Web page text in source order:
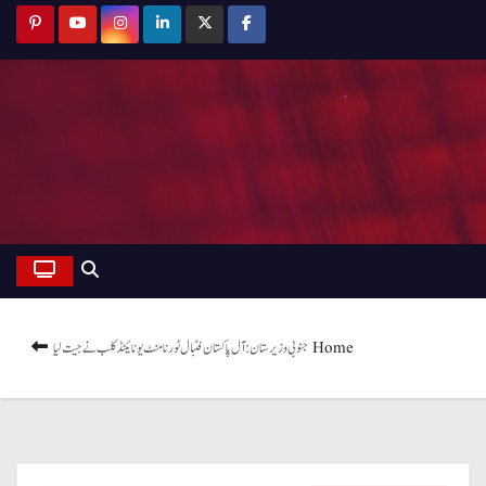
Home جنوبی وزیرستان: آل پاکستان فٹبال ٹورنامنٹ یونائیٹڈ کلب نے جیت لیا